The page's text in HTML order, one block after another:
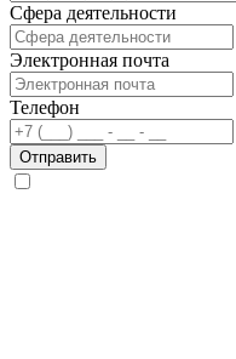
Сфера деятельности
Электронная почта
Телефон
Отправить